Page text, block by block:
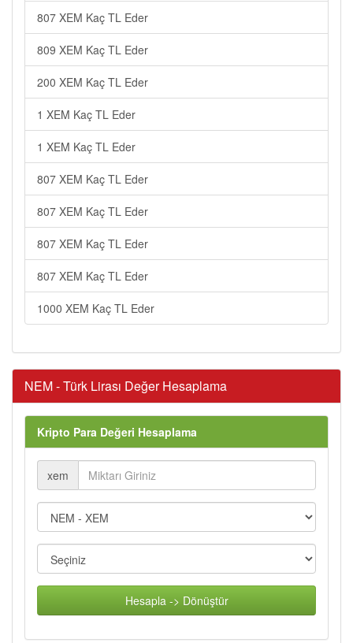
807 XEM Kaç TL Eder
809 XEM Kaç TL Eder
200 XEM Kaç TL Eder
1 XEM Kaç TL Eder
1 XEM Kaç TL Eder
807 XEM Kaç TL Eder
807 XEM Kaç TL Eder
807 XEM Kaç TL Eder
807 XEM Kaç TL Eder
1000 XEM Kaç TL Eder
NEM - Türk Lirası Değer Hesaplama
Kripto Para Değeri Hesaplama
xem
Hesapla -> Dönüştür